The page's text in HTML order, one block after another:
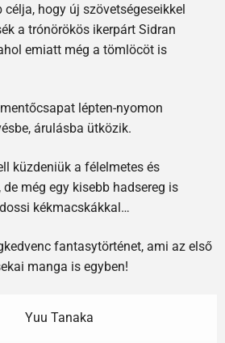
hogy új szövetségeseikkel
a trónörökös ikerpárt Sidran
emiatt még a tömlöcöt is
lépten-nyomon
árulásba ütközik.
küzdeniük a félelmetes és
még egy kisebb hadsereg is
kékmacskákkal…
fantasytörténet, ami az első
manga is egyben!
Yuu Tanaka